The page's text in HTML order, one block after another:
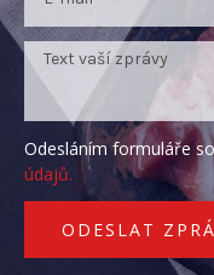
Odesláním formuláře
údajů.
ODESLAT